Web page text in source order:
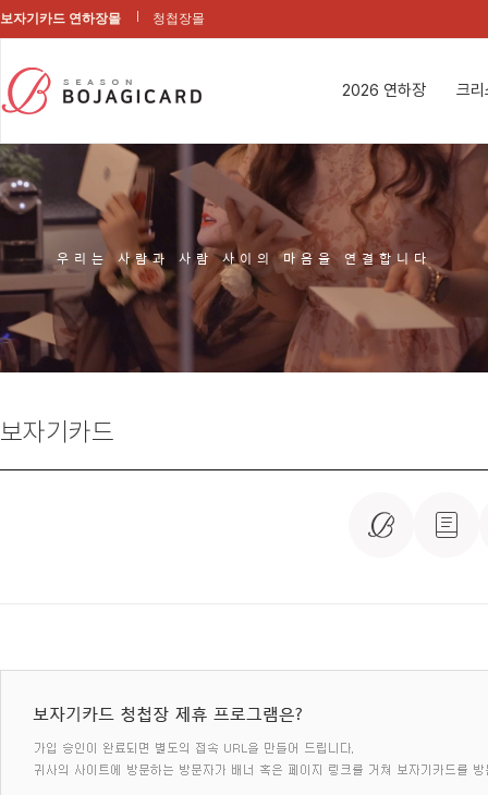
보자기카드 연하장몰 청첩장몰
2026 연하장 크
우리는 사람과 사람 사이의 마음을 연결합니다
보자기카드